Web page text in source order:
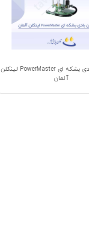
پمپ روغن بادی بشکه ای PowerMaster لینکلن
آلمان